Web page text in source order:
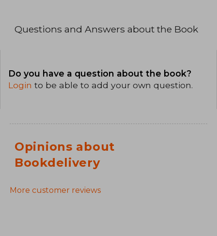
Questions and Answers about the Book
Do you have a question about the book?
Login to be able to add your own question.
Opinions about
Bookdelivery
More customer reviews